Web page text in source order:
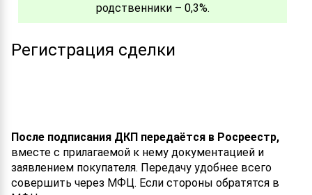
родственники – 0,3%.
Регистрация сделки
После подписания ДКП передаётся в Росреестр,
вместе с прилагаемой к нему документацией и
заявлением покупателя. Передачу удобнее всего
совершить через МФЦ. Если стороны обратятся в